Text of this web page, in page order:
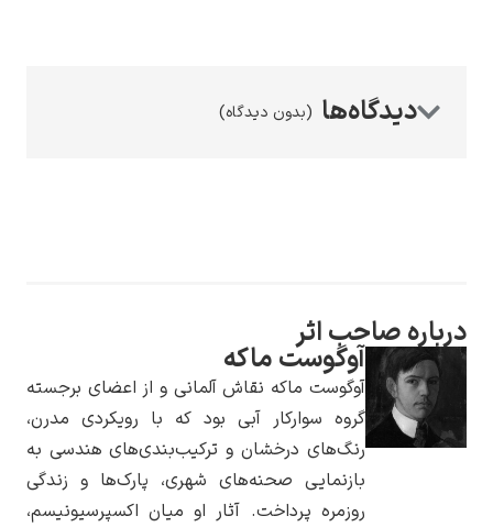
یوهانس فرمیر
(بدون دیدگاه)
اثر
آوگوست ماکه
آوگوست ماکه نقاش آلمانی و از اعضای برجسته
گروه سوارکار آبی بود که با رویکردی مدرن،
رنگ‌های درخشان و ترکیب‌بندی‌های هندسی به
بازنمایی صحنه‌های شهری، پارک‌ها و زندگی
روزمره پرداخت. آثار او میان اکسپرسیونیسم،